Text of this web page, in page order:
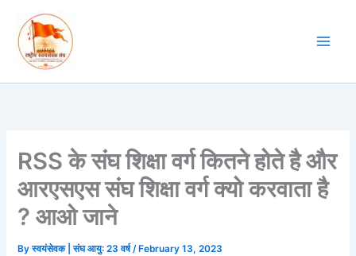
content
RSS के संघ शिक्षा वर्ग कितने होते है और
आरएसएस संघ शिक्षा वर्ग क्यो करवाता है
? आओ जाने
Byस्वयंसेवक | संघ आयु: 23 वर्ष/ February 13, 2023